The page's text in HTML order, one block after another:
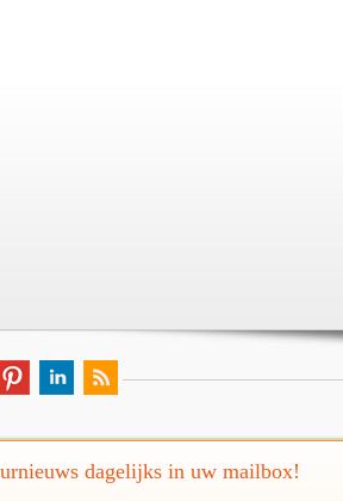
dagelijks in uw mailbox!